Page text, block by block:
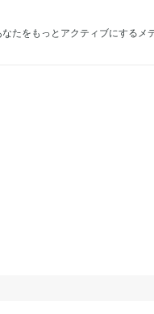
なたをもっとアクティブにするメ